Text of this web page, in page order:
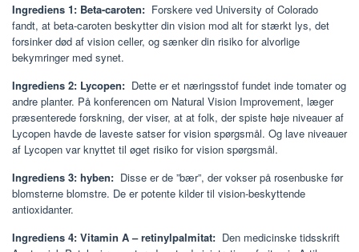
Ingrediens 1: Beta-caroten: Forskere ved University of Colorado
fandt, at beta-caroten beskytter din vision mod alt for stærkt lys, det
forsinker død af vision celler, og sænker din risiko for alvorlige
bekymringer med synet.
Ingrediens 2: Lycopen: Dette er et næringsstof fundet inde tomater og
andre planter. På konferencen om Natural Vision Improvement, læger
præsenterede forskning, der viser, at at folk, der spiste høje niveauer af
Lycopen havde de laveste satser for vision spørgsmål. Og lave niveauer
af Lycopen var knyttet til øget risiko for vision spørgsmål.
Ingrediens 3: hyben: Disse er de ”bær”, der vokser på rosenbuske før
blomsterne blomstre. De er potente kilder til vision-beskyttende
antioxidanter.
Ingrediens 4: Vitamin A – retinylpalmitat: Den medicinske tidsskrift